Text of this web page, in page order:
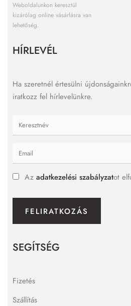
Weboldalunkon keresztül
kizárólag online vásárlásra van
lehetőség.
SEGÍTSÉG
Fizetés
Szállítás
HÍRLEVÉL
Ha szeretnél értesülni
iratkozz fel hírlevelünkre.
Az adatkezelési szabályzatot
FELIRATKOZÁS